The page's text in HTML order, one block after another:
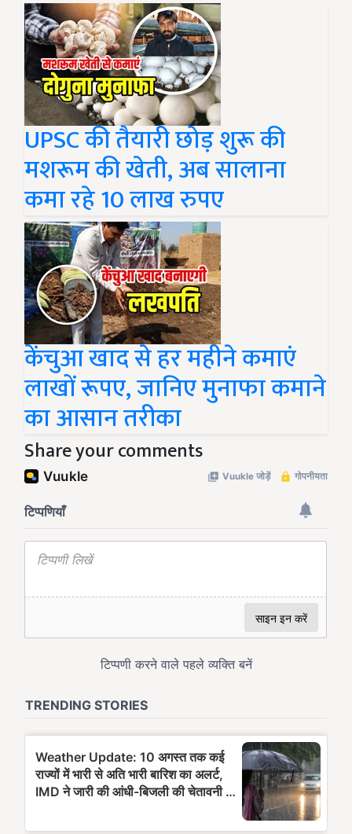
UPSC की तैयारी छोड़ शुरू की
मशरूम की खेती, अब सालाना
कमा रहे 10 लाख रुपए
केंचुआ खाद से हर महीने कमाएं
लाखों रूपए, जानिए मुनाफा कमाने
का आसान तरीका
Share your comments